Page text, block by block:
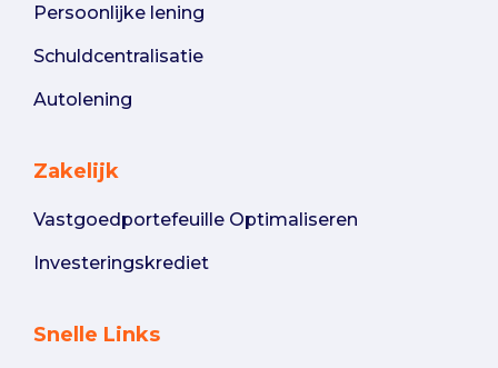
Persoonlijke lening
Schuldcentralisatie
Autolening
Zakelijk
Vastgoedportefeuille Optimaliseren
Investeringskrediet
Snelle Links